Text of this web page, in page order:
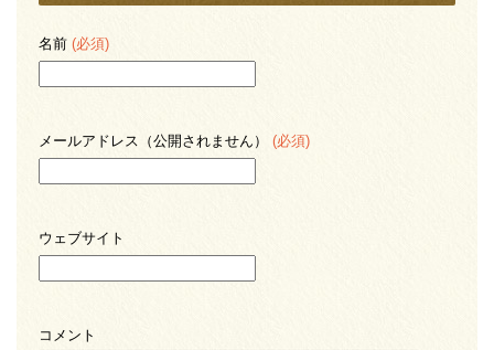
名前 (必須)
メールアドレス（公開されません） (必須)
ウェブサイト
コメント